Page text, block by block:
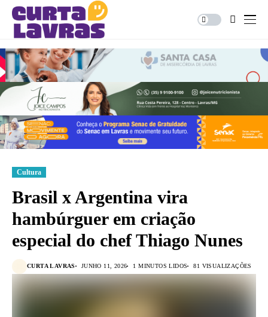
Cultura
Brasil x Argentina vira
hambúrguer em criação
especial do chef Thiago Nunes
CURTA LAVRAS JUNHO 11, 2026 1 MINUTOS LIDOS 81 VISUALIZAÇÕES